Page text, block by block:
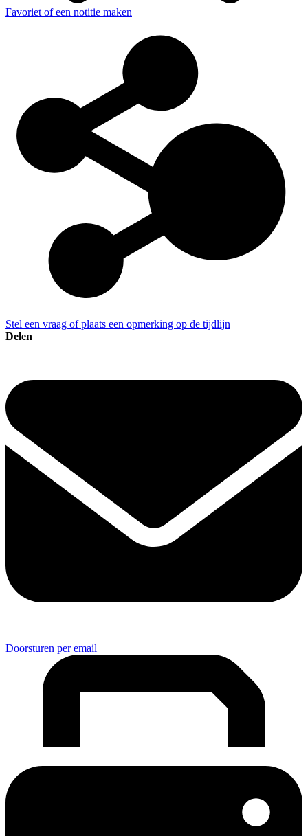
Favoriet of een notitie maken
Stel een vraag of plaats een opmerking op de tijdlijn
Delen
Doorsturen per email